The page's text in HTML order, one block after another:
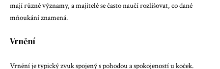
mají různé významy, a majitelé se často naučí rozlišovat, co dané
mňoukání znamená.
Vrnění
Vrnění je typický zvuk spojený s pohodou a spokojeností u koček.